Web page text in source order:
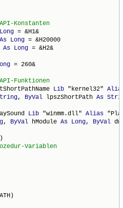
Long
As Long
As Long = &H2&
= 260&
Lib "kernel32"
, ByVal lpszShortPath As
Lib "winmm.dll" Alias
, ByVal hModule As Long, ByVal